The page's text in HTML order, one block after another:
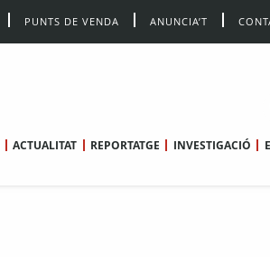
PUNTS DE VENDA ANUNCIA’T
ACTUALITAT REPORTATGE INVESTIGACIÓ